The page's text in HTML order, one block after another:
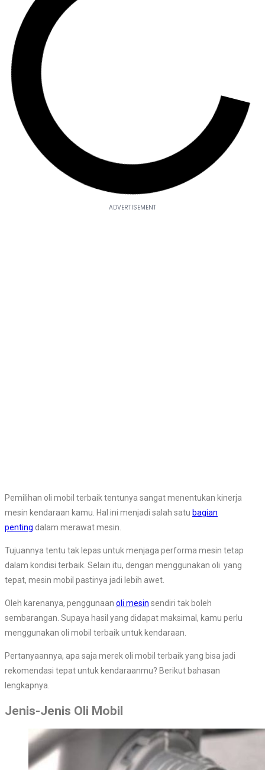
Pemilihan oli mobil terbaik tentunya sangat menentukan kinerja
mesin kendaraan kamu. Hal ini menjadi salah satu bagian
penting dalam merawat mesin.
Tujuannya tentu tak lepas untuk menjaga performa mesin tetap
dalam kondisi terbaik. Selain itu, dengan menggunakan oli yang
tepat, mesin mobil pastinya jadi lebih awet.
Oleh karenanya, penggunaan oli mesin sendiri tak boleh
sembarangan. Supaya hasil yang didapat maksimal, kamu perlu
menggunakan oli mobil terbaik untuk kendaraan.
Pertanyaannya, apa saja merek oli mobil terbaik yang bisa jadi
rekomendasi tepat untuk kendaraanmu? Berikut bahasan
lengkapnya.
Jenis-Jenis Oli Mobil